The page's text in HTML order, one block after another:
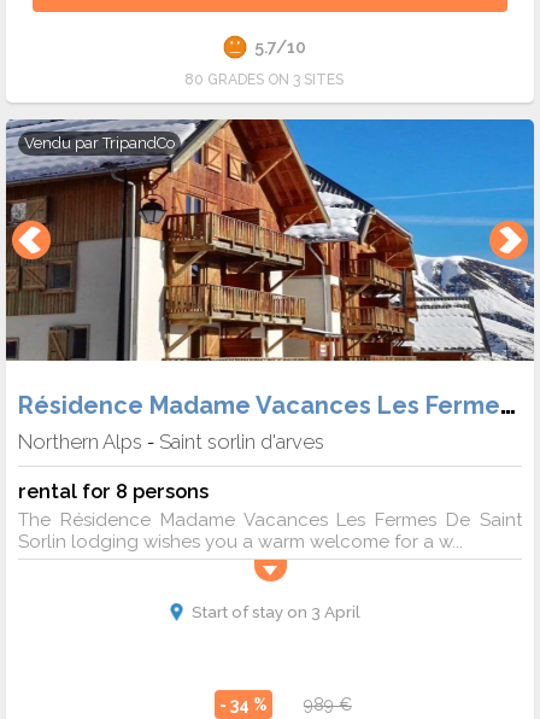
5.7/10
80 GRADES ON 3 SITES
Vendu parTripandCo
Résidence Madame Vacances Les Fermes de Saint Sorlin
Northern Alps - Saint sorlin d'arves
rental for 8 persons
The Résidence Madame Vacances Les Fermes De Saint
Sorlin lodging wishes you a warm welcome for a w...
Start of stay on 3 April
- 34 % 989 €